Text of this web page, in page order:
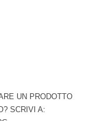
UN PRODOTTO
SCRIVI A: